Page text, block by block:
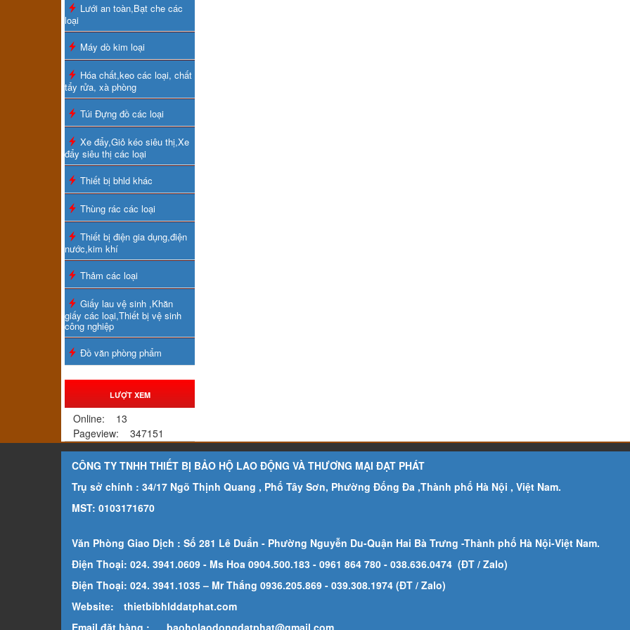
Lưới an toàn,Bạt che các
loại
Máy dò kim loại
Hóa chất,keo các loại, chất
tẩy rửa, xà phòng
Túi Đựng đồ các loại
Xe đẩy,Giỏ kéo siêu thị,Xe
đẩy siêu thị các loại
Thiết bị bhld khác
Thùng rác các loại
Thiết bị điện gia dụng,điện
nước,kim khí
Thảm các loại
Giấy lau vệ sinh ,Khăn
giấy các loại,Thiết bị vệ sinh
công nghiệp
Đồ văn phòng phẩm
LƯỢT XEM
Online:
13
Pageview:
347151
CÔNG TY TNHH THIẾT BỊ BẢO HỘ LAO ĐỘNG VÀ THƯƠNG MẠI ĐẠT PHÁT
Trụ sở chính : 34/17 Ngõ Thịnh Quang , Phố Tây Sơn, Phường Đống Đa ,Thành phố Hà Nội , Việt Nam.
MST: 0103171670
Văn Phòng Giao Dịch : Số 281 Lê Duẩn - Phường Nguyễn Du-Quận Hai Bà Trưng -Thành phố Hà Nội-Việt Nam.
Điện Thoại: 024. 3941.0609 - Ms Hoa 0904.500.183 - 0961 864 780 - 038.636.0474 (ĐT / Zalo)
Điện Thoại: 024. 3941.1035 – Mr Thắng 0936.205.869 - 039.308.1974 (ĐT / Zalo)
Website:
thietbibhlddatphat.com
Email đặt hàng : baoholaodongdatphat@gmail.com